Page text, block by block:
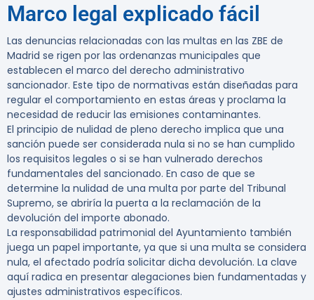
Marco legal explicado fácil
Las denuncias relacionadas con las multas en las ZBE de
Madrid se rigen por las ordenanzas municipales que
establecen el marco del derecho administrativo
sancionador. Este tipo de normativas están diseñadas para
regular el comportamiento en estas áreas y proclama la
necesidad de reducir las emisiones contaminantes.
El principio de nulidad de pleno derecho implica que una
sanción puede ser considerada nula si no se han cumplido
los requisitos legales o si se han vulnerado derechos
fundamentales del sancionado. En caso de que se
determine la nulidad de una multa por parte del Tribunal
Supremo, se abriría la puerta a la reclamación de la
devolución del importe abonado.
La responsabilidad patrimonial del Ayuntamiento también
juega un papel importante, ya que si una multa se considera
nula, el afectado podría solicitar dicha devolución. La clave
aquí radica en presentar alegaciones bien fundamentadas y
ajustes administrativos específicos.